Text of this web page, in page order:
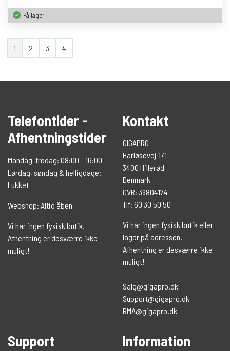
På lager
1 2 3 4
Telefontider -
Afhentningstider
Mandag-fredag: 08:00 - 16:00
Lørdag, søndag & helligdage:
Lukket
Webshop: Altid åben
Vi har ingen fysisk butik.
Afhentning er desværre ikke
muligt!
Kontakt
GIGAPRO
Harløsevej 171
3400 Hillerød
Denmark
CVR: 39804174
Tlf: 60 30 50 50
Vi har ingen fysisk butik eller
lager på adressen.
Afhentning er desværre ikke
muligt!
Salg@gigapro.dk
Support@gigapro.dk
RMA@gigapro.dk
Support Information